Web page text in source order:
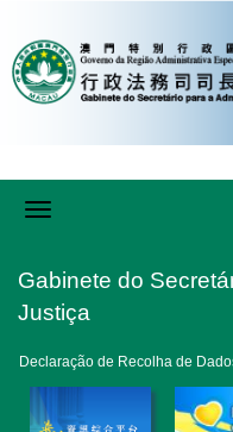
Toggle
Gabinete do
Justiça
Declaração de Recolha de